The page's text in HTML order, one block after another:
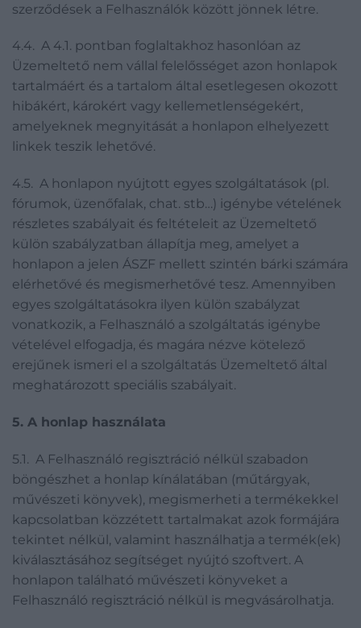
szerződések a Felhasználók között jönnek létre.
4.4. A 4.1. pontban foglaltakhoz hasonlóan az
Üzemeltető nem vállal felelősséget azon honlapok
tartalmáért és a tartalom által esetlegesen okozott
hibákért, károkért vagy kellemetlenségekért,
amelyeknek megnyitását a honlapon elhelyezett
linkek teszik lehetővé.
4.5. A honlapon nyújtott egyes szolgáltatások (pl.
fórumok, üzenőfalak, chat. stb…) igénybe vételének
részletes szabályait és feltételeit az Üzemeltető
külön szabályzatban állapítja meg, amelyet a
honlapon a jelen ÁSZF mellett szintén bárki számára
elérhetővé és megismerhetővé tesz. Amennyiben
egyes szolgáltatásokra ilyen külön szabályzat
vonatkozik, a Felhasználó a szolgáltatás igénybe
vételével elfogadja, és magára nézve kötelező
erejűnek ismeri el a szolgáltatás Üzemeltető által
meghatározott speciális szabályait.
5. A honlap használata
5.1. A Felhasználó regisztráció nélkül szabadon
böngészhet a honlap kínálatában (műtárgyak,
művészeti könyvek), megismerheti a termékekkel
kapcsolatban közzétett tartalmakat azok formájára
tekintet nélkül, valamint használhatja a termék(ek)
kiválasztásához segítséget nyújtó szoftvert. A
honlapon található művészeti könyveket a
Felhasználó regisztráció nélkül is megvásárolhatja.